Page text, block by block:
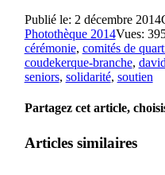
Publié le: 2 décembre 2014
Photothèque 2014Vues:
cérémonie, comités de
coudekerque-branche,
seniors, solidarité, soutien
Partagez cet article,
Articles similaires